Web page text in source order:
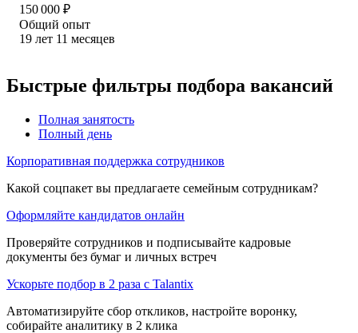
150 000 ₽
Общий опыт
19 лет 11 месяцев
Быстрые фильтры подбора вакансий
Полная занятость
Полный день
Корпоративная поддержка сотрудников
Какой соцпакет вы предлагаете семейным сотрудникам?
Оформляйте кандидатов онлайн
Проверяйте сотрудников и подписывайте кадровые
документы без бумаг и личных встреч
Ускорьте подбор в 2 раза с Talantix
Автоматизируйте сбор откликов, настройте воронку,
собирайте аналитику в 2 клика